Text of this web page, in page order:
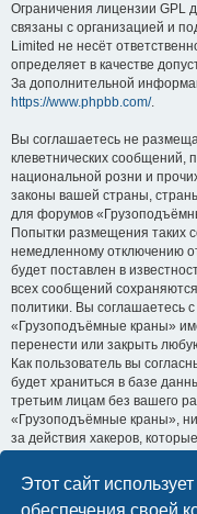
Этот сайт
обеспечения своей
Ограничения лицензии GPL
связаны с организацией и
Limited не несёт
определяет в качестве
За дополнительной
https://www.phpbb.com/.
Вы соглашаетесь не
клеветнических сообщений,
национальной розни и
законы вашей страны,
для форумов
Попытки размещения таких
немедленному отключению
будет поставлен в
всех сообщений
политики. Вы соглашаетесь
«Грузоподъёмные краны»
перенести или закрыть
Как пользователь вы
будет храниться в базе
третьим лицам без вашего
«Грузоподъёмные краны»,
за действия хакеров,